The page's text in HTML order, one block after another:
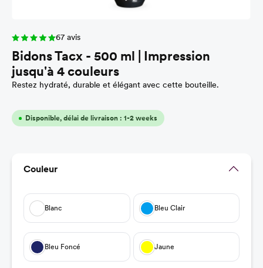
67 avis
Bidons Tacx - 500 ml | Impression
jusqu'à 4 couleurs
Restez hydraté, durable et élégant avec cette bouteille.
Disponible, délai de livraison : 1-2 weeks
Sélectionnez
Couleur
Blanc Bleu Clair
Bleu Foncé Jaune